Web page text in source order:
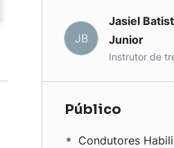
JB
Jasiel
Junior
Instrutor de
Público
Condutores